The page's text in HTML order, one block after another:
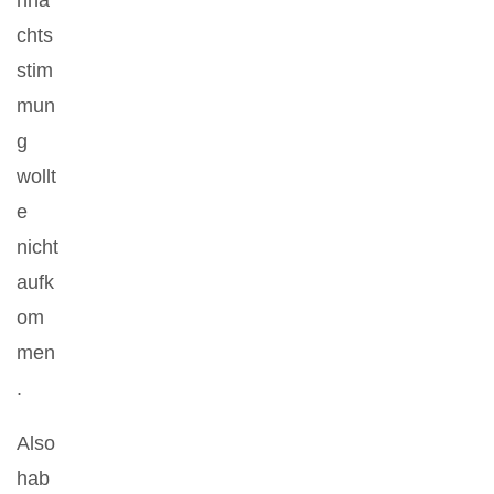
chts
stim
mun
g
wollt
e
nicht
aufk
om
men
.
Also
hab